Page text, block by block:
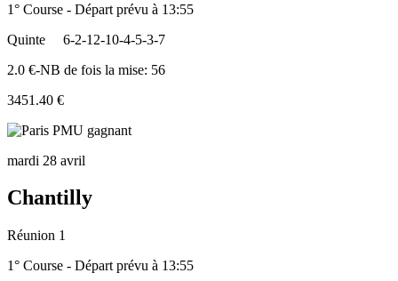
1° Course - Départ prévu à 13:55
Quinte
6-2-12-10-4-5-3-7
2.0 €-NB de fois la mise: 56
3451.40 €
mardi 28 avril
Chantilly
Réunion 1
1° Course - Départ prévu à 13:55